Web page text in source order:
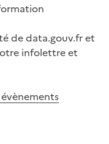
de data.gouv.fr et
infolettre et